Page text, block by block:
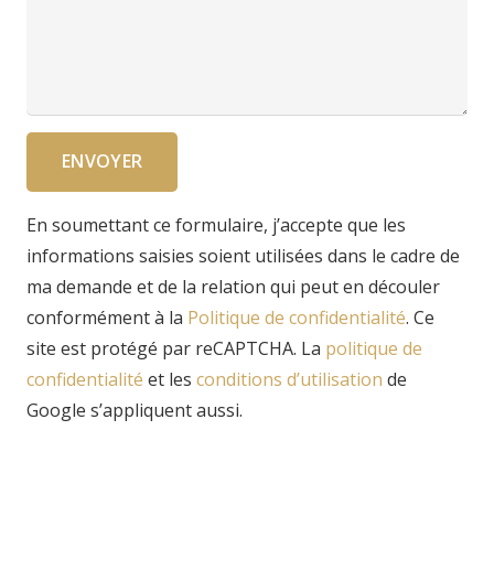
ENVOYER
En soumettant ce formulaire, j’accepte que les
informations saisies soient utilisées dans le cadre de
ma demande et de la relation qui peut en découler
conformément à la Politique de confidentialité. Ce
site est protégé par reCAPTCHA. La politique de
confidentialité et les conditions d’utilisation de
Google s’appliquent aussi.